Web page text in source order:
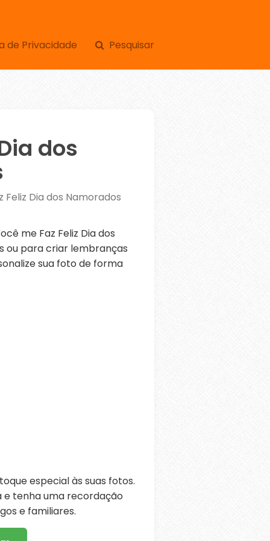
de Privacidade Pesquisar
dos
Feliz Dia dos Namorados
me Faz Feliz Dia dos
ou para criar lembranças
sua foto de forma
especial às suas fotos.
e tenha uma recordação
e familiares.